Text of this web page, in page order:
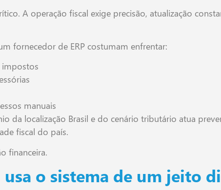
A operação fiscal exige precisão, atualização
fornecedor de ERP costumam enfrentar:
impostos
manuais
da localização Brasil e do cenário tributário atua
fiscal do país.
financeira.
usa o sistema de um jeito